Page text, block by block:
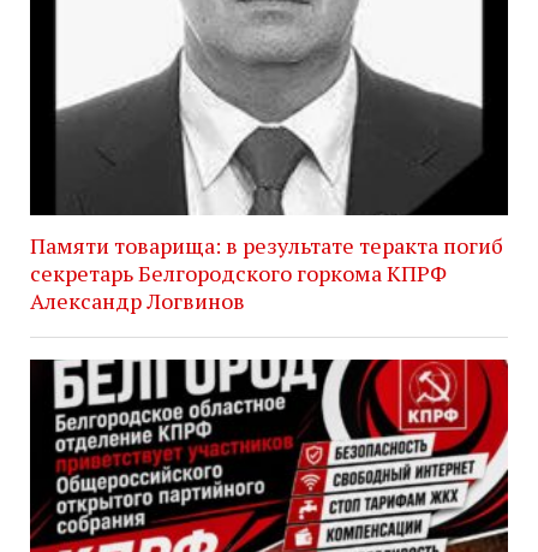
Памяти товарища: в результате теракта погиб
секретарь Белгородского горкома КПРФ
Александр Логвинов